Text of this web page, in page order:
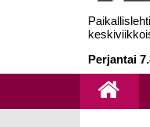
Perjantai